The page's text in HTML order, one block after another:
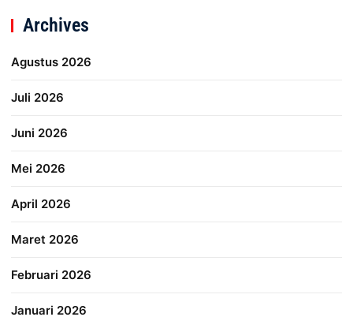
Archives
Agustus 2026
Juli 2026
Juni 2026
Mei 2026
April 2026
Maret 2026
Februari 2026
Januari 2026